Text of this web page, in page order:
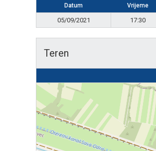
Datum Vrijeme
05/09/2021 17:30
Teren